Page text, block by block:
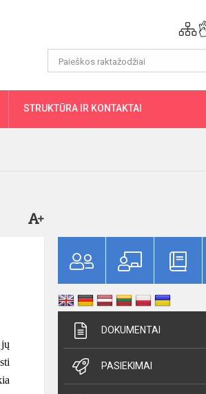
STRUKTŪRA IR KONTAKTAI
DOKUMENTAI
PASIEKIMAI